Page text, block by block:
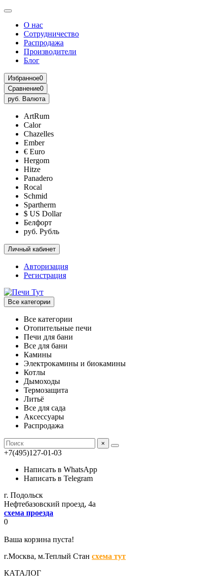
О нас
Сотрудничество
Распродажа
Производители
Блог
Избранное0
Сравнение0
руб. Валюта
ArtRum
Calor
Chazelles
Ember
€ Euro
Hergom
Hitze
Panadero
Rocal
Schmid
Spartherm
$ US Dollar
Белфорт
руб. Рубль
Личный кабинет
Авторизация
Регистрация
Все категории
Все категории
Отопительные печи
Печи для бани
Все для бани
Камины
Электрокамины и биокамины
Котлы
Дымоходы
Термозащита
Литьё
Все для сада
Аксессуары
Распродажа
×
+7(495)127-01-03
Написать в WhatsApp
Написать в Telegram
г. Подольск
Нефтебазовский проезд, 4а
схема проезда
0
Ваша корзина пуста!
г.Москва, м.Теплый Стан схема тут
КАТАЛОГ